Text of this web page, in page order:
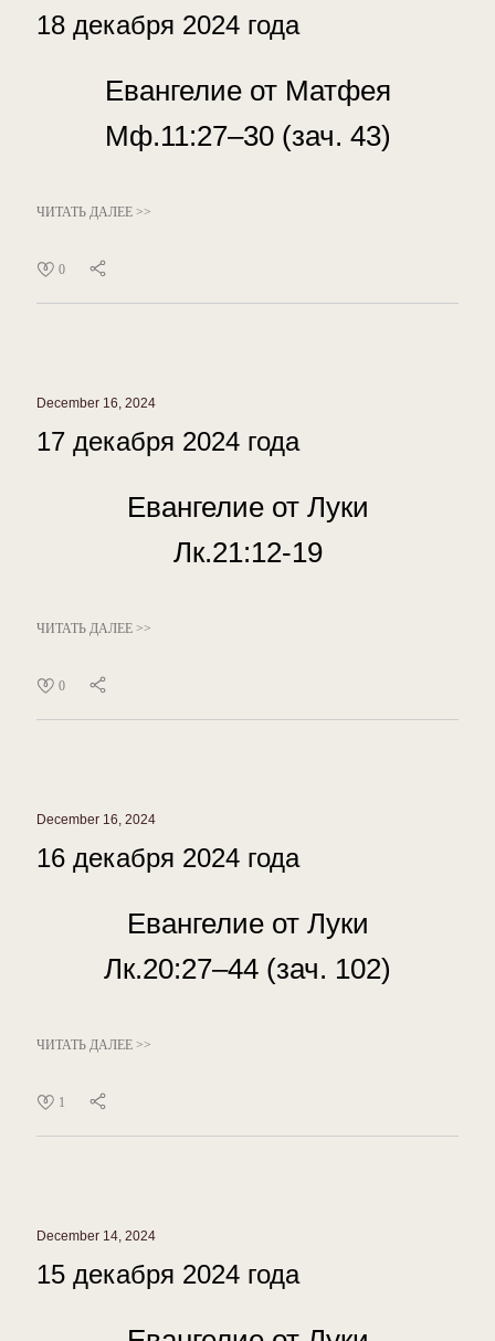
18 декабря 2024 года
Евангелие от Матфея
Мф.11:27–30 (зач. 43)
ЧИТАТЬ ДАЛЕЕ >>
0
December 16, 2024
17 декабря 2024 года
Евангелие от Луки
Лк.21:12-19
ЧИТАТЬ ДАЛЕЕ >>
0
December 16, 2024
16 декабря 2024 года
Евангелие от Луки
Лк.20:27–44 (зач. 102)
ЧИТАТЬ ДАЛЕЕ >>
1
December 14, 2024
15 декабря 2024 года